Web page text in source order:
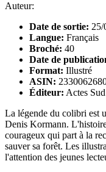
Auteur:
Date de sortie: 25/
Langue: Français
Broché: 40
Date de
Format: Illustré
ASIN:
Éditeur: Actes
La légende du colibri est
Denis Kormann.
courageux qui part à la
sauver sa forêt. Les
l'attention des jeunes